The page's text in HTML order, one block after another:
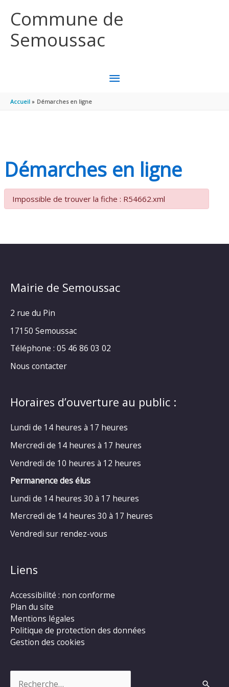
Commune de
Semoussac
MENU
Accueil Démarches en ligne
Démarches en ligne
Impossible de trouver la fiche : R54662.xml
Mairie de Semoussac
2 rue du Pin
17150 Semoussac
Téléphone : 05 46 86 03 02
Nous contacter
Horaires d’ouverture au public :
Lundi de 14 heures à 17 heures
Mercredi de 14 heures à 17 heures
Vendredi de 10 heures à 12 heures
Permanence des élus
Lundi de 14 heures 30 à 17 heures
Mercredi de 14 heures 30 à 17 heures
Vendredi sur rendez-vous
Liens
Accessibilité : non conforme
Plan du site
Mentions légales
Politique de protection des données
Gestion des cookies